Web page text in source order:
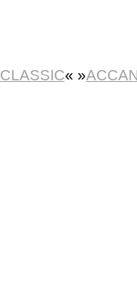
CLASSIC« »